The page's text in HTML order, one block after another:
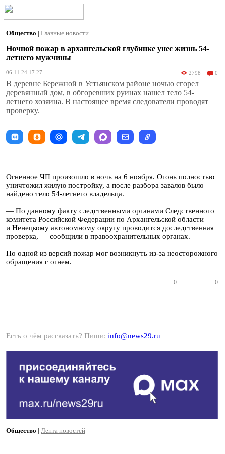
Общество | Главные новости
Ночной пожар в архангельской глубинке унес жизнь 54-
летнего мужчины
06.11.24 17:27 2798 0
В деревне Бережной в Устьянском районе ночью сгорел
деревянный дом, в обгоревших руинах нашел тело 54-
летнего хозяина. В настоящее время следователи проводят
проверку.
Огненное ЧП произошло в ночь на 6 ноября. Огонь полностью
уничтожил жилую постройку, а после разбора завалов было
найдено тело 54-летнего владельца.
— По данному факту следственными органами Следственного
комитета Российской Федерации по Архангельской области
и Ненецкому автономному округу проводится доследственная
проверка, — сообщили в правоохранительных органах.
По одной из версий пожар мог возникнуть из-за неосторожного
обращения с огнем.
0 0
Есть о чём рассказать? Пиши: info@news29.ru
Общество | Лента новостей